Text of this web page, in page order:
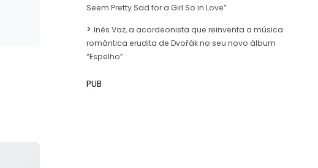
Seem Pretty Sad for a Girl So in Love”
Inês Vaz, a acordeonista que reinventa a música
romântica erudita de Dvořák no seu novo álbum
“Espelho”
PUB